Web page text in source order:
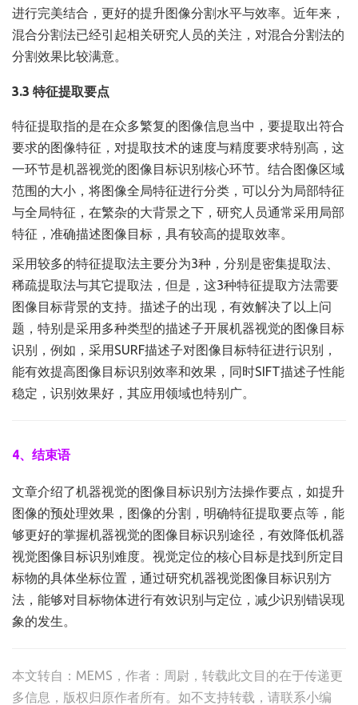
进行完美结合，更好的提升图像分割水平与效率。近年来，
混合分割法已经引起相关研究人员的关注，对混合分割法的
分割效果比较满意。
3.3 特征提取要点
特征提取指的是在众多繁复的图像信息当中，要提取出符合
要求的图像特征，对提取技术的速度与精度要求特别高，这
一环节是机器视觉的图像目标识别核心环节。结合图像区域
范围的大小，将图像全局特征进行分类，可以分为局部特征
与全局特征，在繁杂的大背景之下，研究人员通常采用局部
特征，准确描述图像目标，具有较高的提取效率。
采用较多的特征提取法主要分为3种，分别是密集提取法、
稀疏提取法与其它提取法，但是，这3种特征提取方法需要
图像目标背景的支持。描述子的出现，有效解决了以上问
题，特别是采用多种类型的描述子开展机器视觉的图像目标
识别，例如，采用SURF描述子对图像目标特征进行识别，
能有效提高图像目标识别效率和效果，同时SIFT描述子性能
稳定，识别效果好，其应用领域也特别广。
4、结束语
文章介绍了机器视觉的图像目标识别方法操作要点，如提升
图像的预处理效果，图像的分割，明确特征提取要点等，能
够更好的掌握机器视觉的图像目标识别途径，有效降低机器
视觉图像目标识别难度。视觉定位的核心目标是找到所定目
标物的具体坐标位置，通过研究机器视觉图像目标识别方
法，能够对目标物体进行有效识别与定位，减少识别错误现
象的发生。
本文转自： MEMS ，作者：周尉，转载此文目的在于传递更
多信息，版权归原作者所有。如不支持转载，请联系小编